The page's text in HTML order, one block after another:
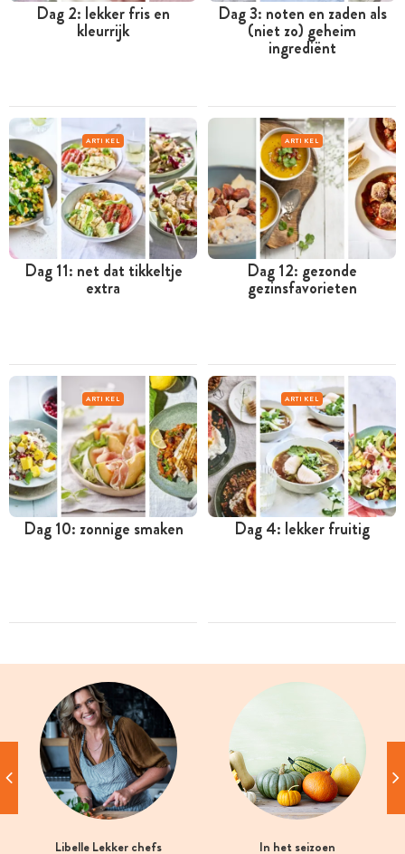
Dag 2: lekker fris en
kleurrijk
Dag 3: noten en zaden als
(niet zo) geheim
ingrediënt
ARTIKEL
Dag 11: net dat tikkeltje
extra
ARTIKEL
Dag 12: gezonde
gezinsfavorieten
ARTIKEL
Dag 10: zonnige smaken
ARTIKEL
Dag 4: lekker fruitig
Libelle Lekker chefs In het seizoen